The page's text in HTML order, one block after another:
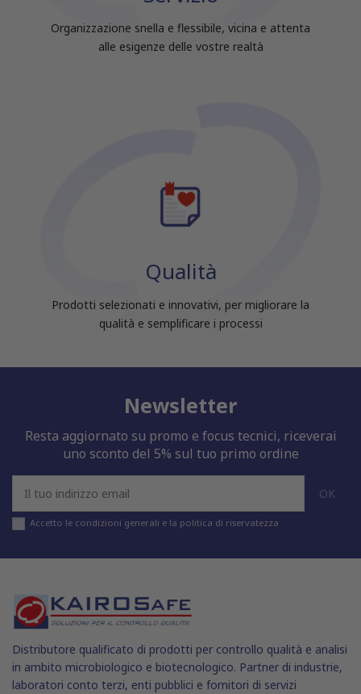
raccolto dal tuo utilizzo dei loro servizi.
Organizzazione snella e flessibile, vicina e attenta
alle esigenze delle vostre realtà
Qualità
Prodotti selezionati e innovativi, per migliorare la
qualità e semplificare i processi
Newsletter
Resta aggiornato su promo e focus tecnici, riceverai
uno sconto del 5% sul tuo primo ordine
Accetto le condizioni generali e la politica di riservatezza
Distributore qualificato di prodotti per controllo qualità e analisi
in ambito microbiologico e biotecnologico. Partner di industrie,
laboratori conto terzi, enti pubblici e fornitori di servizi